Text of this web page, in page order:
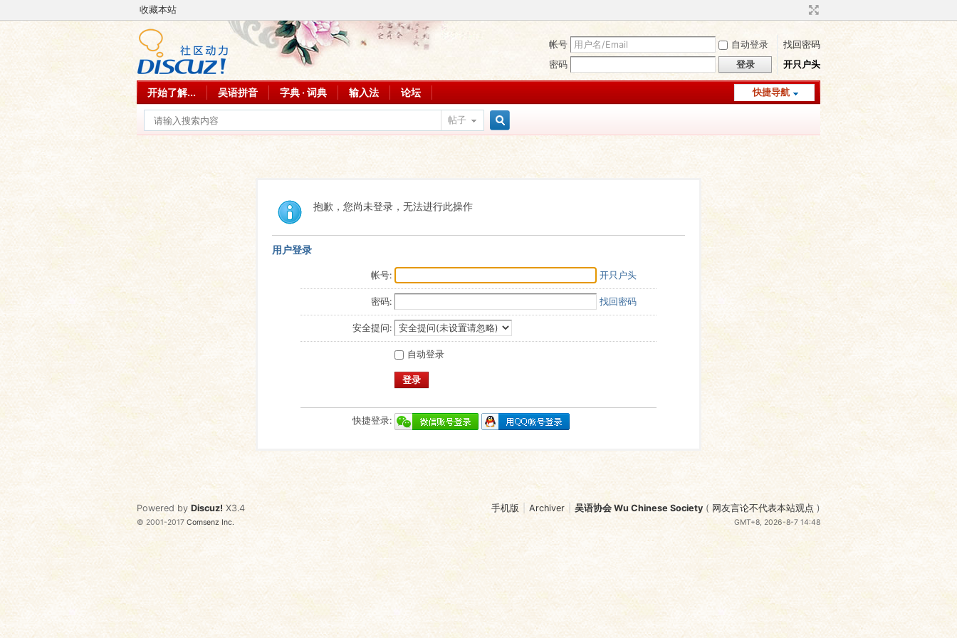
收藏本站
帐号 自动登录
找回密码
密码
登录 开只户头
快捷导航
开始了解... 吴语拼音 字典 · 词典 输入法 论坛
帖子
抱歉，您尚未登录，无法进行此操作
用户登录
帐号: 开只户头
密码: 找回密码
安全提问:
自动登录
登录
快捷登录:
手机版 Archiver 吴语协会 Wu Chinese Society ( 网友言论不代表本站观点 )
GMT+8, 2026-8-7 14:48
Powered by Discuz! X3.4
© 2001-2017Comsenz Inc.